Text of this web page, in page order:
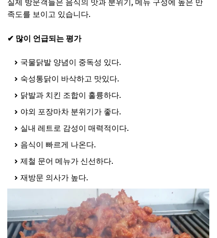
실제 방문객들은 음식의 맛과 분위기, 메뉴 구성에 높은 만
족도를 보이고 있습니다.
✔ 많이 언급되는 평가
국물닭발 양념이 중독성 있다.
숙성통닭이 바삭하고 맛있다.
닭발과 치킨 조합이 훌륭하다.
야외 포장마차 분위기가 좋다.
실내 레트로 감성이 매력적이다.
음식이 빠르게 나온다.
제철 문어 메뉴가 신선하다.
재방문 의사가 높다.